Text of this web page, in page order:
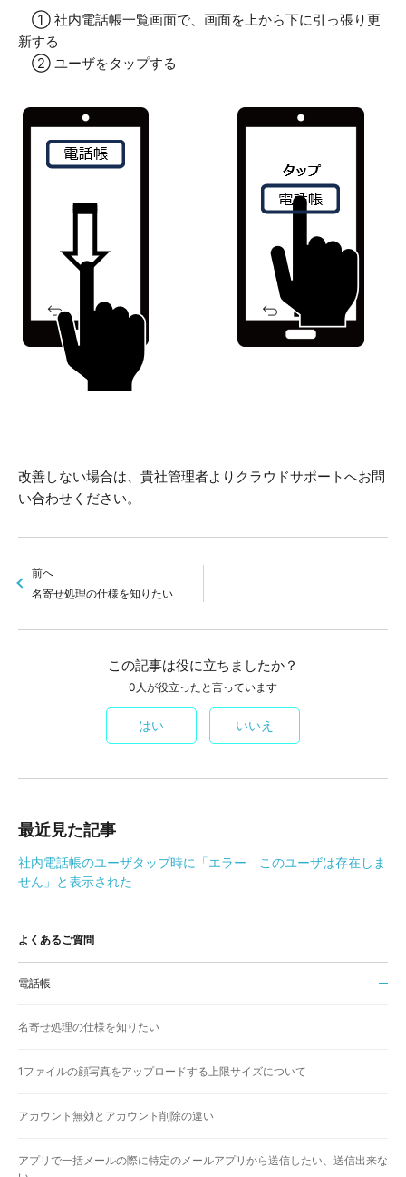
① 社内電話帳一覧画面で、画面を上から下に引っ張り更
新する
② ユーザをタップする
改善しない場合は、貴社管理者よりクラウドサポートへお問
い合わせください。
前へ
名寄せ処理の仕様を知りたい
この記事は役に立ちましたか？
0人が役立ったと言っています
はい いいえ
最近見た記事
社内電話帳のユーザタップ時に「エラー このユーザは存在しま
せん」と表示された
よくあるご質問
電話帳
名寄せ処理の仕様を知りたい
1ファイルの顔写真をアップロードする上限サイズについて
アカウント無効とアカウント削除の違い
アプリで一括メールの際に特定のメールアプリから送信したい、送信出来な